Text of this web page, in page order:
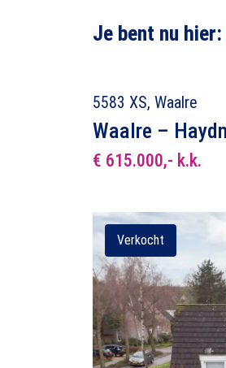
Je bent nu hier:
5583 XS, Waalre
Waalre –
€ 615.000,- k.k.
Verkocht